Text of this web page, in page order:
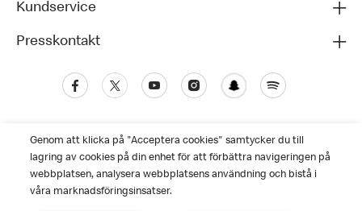
Kundservice
Presskontakt
Genom att klicka på "Acceptera cookies" samtycker du till
lagring av cookies på din enhet för att förbättra navigeringen på
webbplatsen, analysera webbplatsens användning och bistå i
våra marknadsföringsinsatser.